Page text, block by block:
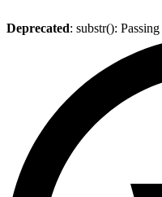
Deprecated: substr():